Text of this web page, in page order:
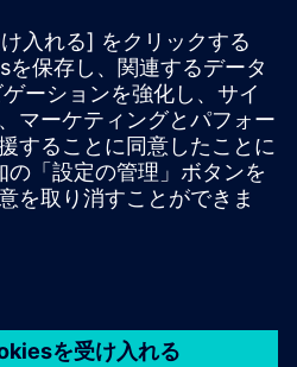
連製品の詳細